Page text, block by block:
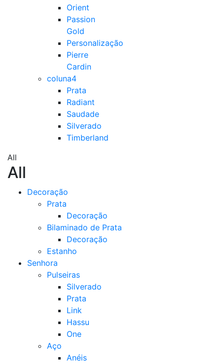
Orient
Passion
Gold
Personalização
Pierre
Cardin
coluna4
Prata
Radiant
Saudade
Silverado
Timberland
All
All
Decoração
Prata
Decoração
Bilaminado de Prata
Decoração
Estanho
Senhora
Pulseiras
Silverado
Prata
Link
Hassu
One
Aço
Anéis